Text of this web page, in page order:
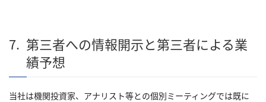
7. 第三者への情報開示と第三者による業
績予想
当社は機関投資家、アナリスト等との個別ミーティングでは既に